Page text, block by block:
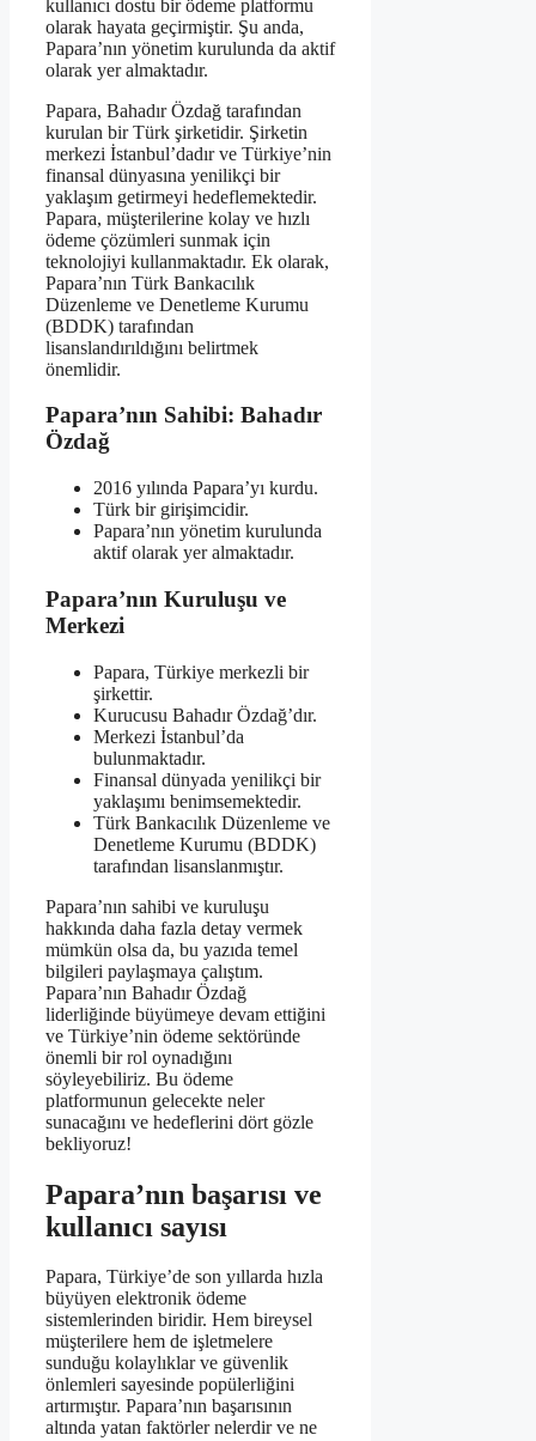
kullanıcı dostu bir ödeme platformu
olarak hayata geçirmiştir. Şu anda,
Papara’nın yönetim kurulunda da aktif
olarak yer almaktadır.
Papara, Bahadır Özdağ tarafından
kurulan bir Türk şirketidir. Şirketin
merkezi İstanbul’dadır ve Türkiye’nin
finansal dünyasına yenilikçi bir
yaklaşım getirmeyi hedeflemektedir.
Papara, müşterilerine kolay ve hızlı
ödeme çözümleri sunmak için
teknolojiyi kullanmaktadır. Ek olarak,
Papara’nın Türk Bankacılık
Düzenleme ve Denetleme Kurumu
(BDDK) tarafından
lisanslandırıldığını belirtmek
önemlidir.
Papara’nın Sahibi: Bahadır
Özdağ
2016 yılında Papara’yı kurdu.
Türk bir girişimcidir.
Papara’nın yönetim kurulunda
aktif olarak yer almaktadır.
Papara’nın Kuruluşu ve
Merkezi
Papara, Türkiye merkezli bir
şirkettir.
Kurucusu Bahadır Özdağ’dır.
Merkezi İstanbul’da
bulunmaktadır.
Finansal dünyada yenilikçi bir
yaklaşımı benimsemektedir.
Türk Bankacılık Düzenleme ve
Denetleme Kurumu (BDDK)
tarafından lisanslanmıştır.
Papara’nın sahibi ve kuruluşu
hakkında daha fazla detay vermek
mümkün olsa da, bu yazıda temel
bilgileri paylaşmaya çalıştım.
Papara’nın Bahadır Özdağ
liderliğinde büyümeye devam ettiğini
ve Türkiye’nin ödeme sektöründe
önemli bir rol oynadığını
söyleyebiliriz. Bu ödeme
platformunun gelecekte neler
sunacağını ve hedeflerini dört gözle
bekliyoruz!
Papara’nın başarısı ve
kullanıcı sayısı
Papara, Türkiye’de son yıllarda hızla
büyüyen elektronik ödeme
sistemlerinden biridir. Hem bireysel
müşterilere hem de işletmelere
sunduğu kolaylıklar ve güvenlik
önlemleri sayesinde popülerliğini
artırmıştır. Papara’nın başarısının
altında yatan faktörler nelerdir ve ne